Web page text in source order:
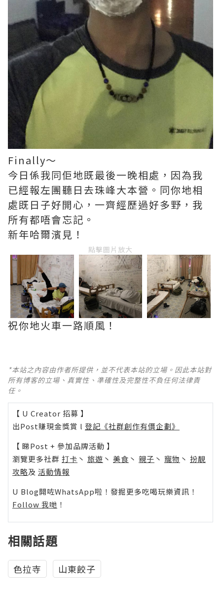
Finally～
今日係我同佢地既最後一晚相處，因為我
已經報左團聽日去珠峰大本營。同你地相
處既日子好開心，一齊經歷過好多野，我
所有都唔會忘記。
新年哈爾濱見！
點擊圖片放大
祝你地火車一路順風！
*本站之內容由作者所提供，並不代表本站的立場。因此本站對
所有博客的立場、真實性、準確性及完整性不負任何法律責
任。
【 U Creator 招募 】
出Post賺現金獎賞 l 登記《社群創作有價企劃》
【 睇Post + 參加品牌活動 】
瀏覽更多社群 打卡 丶 旅遊 丶 美食 丶 親子 丶 寵物 丶 扮靚
攻略及 活動情報
U Blog開咗WhatsApp啦！發掘更多吃喝玩樂資訊！
Follow 我哋 ！
相關話題
色拉寺 山東餃子